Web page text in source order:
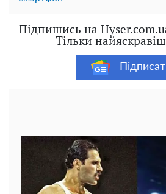
Підпишись на
Тільки